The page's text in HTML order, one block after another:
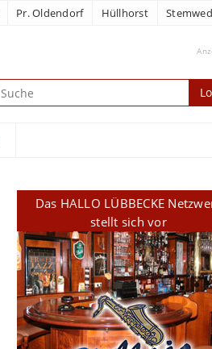
Pr. Oldendorf Hüllhorst
Das HALLO LÜBBECKE
stellt sich vor